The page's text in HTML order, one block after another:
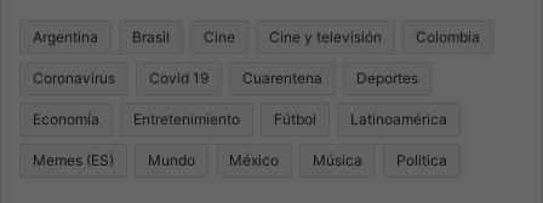
Argentina Brasil Cine Cine y televisión Colombia
Coronavirus Covid 19 Cuarentena Deportes
Economía Entretenimiento Fútbol Latinoamérica
Memes (ES) Mundo México Música Politica